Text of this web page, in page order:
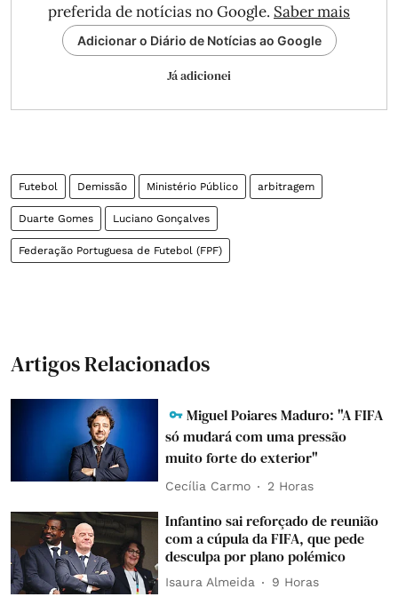
preferida de notícias no Google. Saber mais
Adicionar o Diário de Notícias ao Google
Já adicionei
Futebol Demissão Ministério Público arbitragem
Duarte Gomes Luciano Gonçalves
Federação Portuguesa de Futebol (FPF)
Artigos Relacionados
Miguel Poiares Maduro: "A FIFA
só mudará com uma pressão
muito forte do exterior"
Cecília Carmo 2 Horas
Infantino sai reforçado de reunião
com a cúpula da FIFA, que pede
desculpa por plano polémico
Isaura Almeida 9 Horas